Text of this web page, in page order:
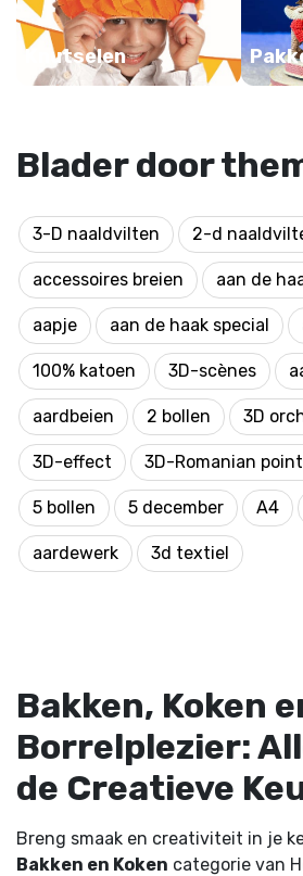
Knutselen
Blader door
3-D naaldvilten 2-d
accessoires breien aan de
aapje aan de haak special
100% katoen 3D-scènes
aardbeien 2 bollen 3D
3D-effect 3D-Romanian
5 bollen 5 december A4
aardewerk 3d textiel
Bakken, Koken
Borrelplezier:
de Creatieve
Breng smaak en creativiteit in je
Bakken en Koken categorie van